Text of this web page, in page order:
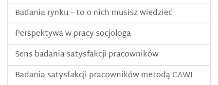
Badania rynku – to o nich musisz wiedzieć
Perspektywa w pracy socjologa
Sens badania satysfakcji pracowników
Badania satysfakcji pracowników metodą CAWI